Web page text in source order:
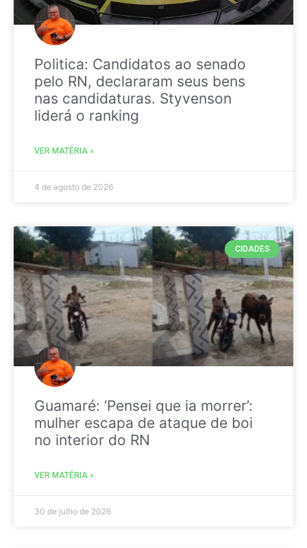
Politica: Candidatos ao senado
pelo RN, declararam seus bens
nas candidaturas. Styvenson
liderá o ranking
VER MATÉRIA »
4 de agosto de 2026
CIDADES
Guamaré: ‘Pensei que ia morrer’:
mulher escapa de ataque de boi
no interior do RN
VER MATÉRIA »
30 de julho de 2026